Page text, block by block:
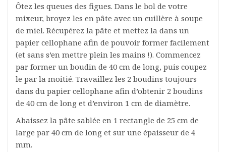
Ôtez les queues des figues. Dans le bol de votre
mixeur, broyez les en pâte avec un cuillère à soupe
de miel. Récupérez la pâte et mettez la dans un
papier cellophane afin de pouvoir former facilement
(et sans s’en mettre plein les mains !). Commencez
par former un boudin de 40 cm de long, puis coupez
le par la moitié. Travaillez les 2 boudins toujours
dans du papier cellophane afin d’obtenir 2 boudins
de 40 cm de long et d’environ 1 cm de diamètre.
Abaissez la pâte sablée en 1 rectangle de 25 cm de
large par 40 cm de long et sur une épaisseur de 4
mm.